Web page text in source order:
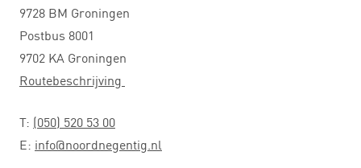
9728 BM Groningen
Postbus 8001
9702 KA Groningen
Routebeschrijving
T: (050) 520 53 00
E: info@noordnegentig.nl